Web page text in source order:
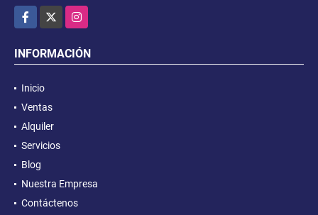
Facebook
Instagram
INFORMACIÓN
Inicio
Ventas
Alquiler
Servicios
Blog
Nuestra Empresa
Contáctenos